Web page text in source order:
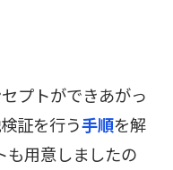
プトができあがっ
証を行う手順を解
も用意しましたの